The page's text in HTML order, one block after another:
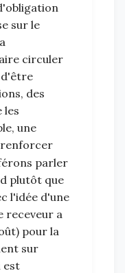
sur le
circuler
d'être
des
les
une
parler
plutôt que
l'idée d'une
receveur a
pour la
sur
est